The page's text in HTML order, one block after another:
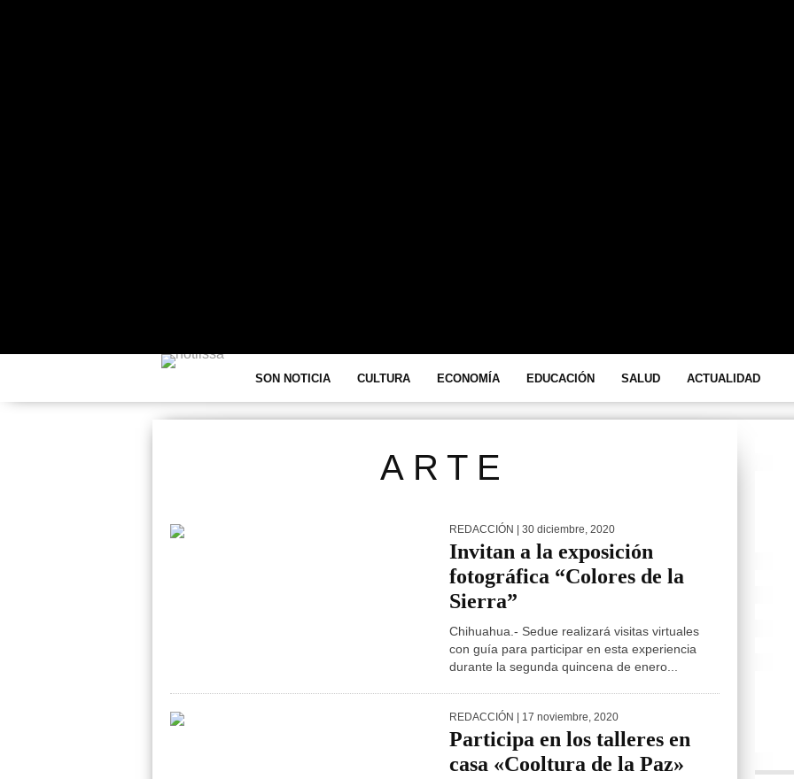
SON NOTICIA CULTURA ECONOMÍA EDUCACIÓN SALUD ACTUALIDAD
ARTE
REDACCIÓN | 30 diciembre, 2020
Invitan a la exposición
fotográfica “Colores de la
Sierra”
Chihuahua.- Sedue realizará visitas virtuales
con guía para participar en esta experiencia
durante la segunda quincena de enero...
REDACCIÓN | 17 noviembre, 2020
Participa en los talleres en
casa «Cooltura de la Paz»